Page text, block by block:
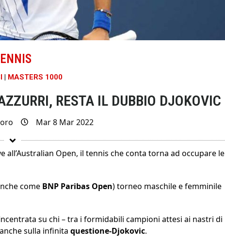
| MASTERS 1000
RESTA IL DUBBIO DJOKOVIC
Mar 8 Mar 2022
Open, il tennis che conta torna ad occupare le
come BNP Paribas Open) torneo maschile e femminile
su chi – tra i formidabili campioni attesi ai nastri di
sulla infinita questione-Djokovic.